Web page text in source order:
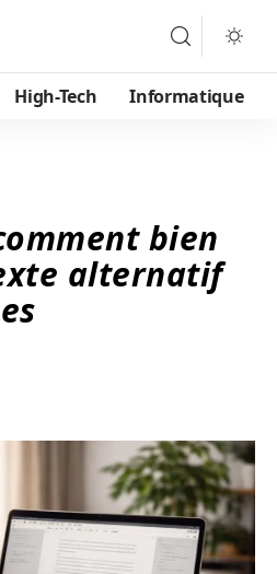
High-Tech Informatique
bien
alternatif